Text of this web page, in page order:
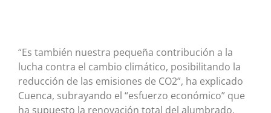
“Es también nuestra pequeña contribución a la
lucha contra el cambio climático, posibilitando la
reducción de las emisiones de CO2”, ha explicado
Cuenca, subrayando el “esfuerzo económico” que
ha supuesto la renovación total del alumbrado,